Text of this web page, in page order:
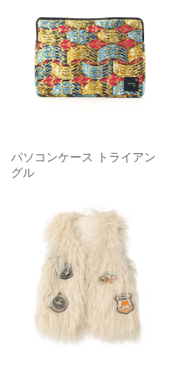
パソコンケース トライアン
グル